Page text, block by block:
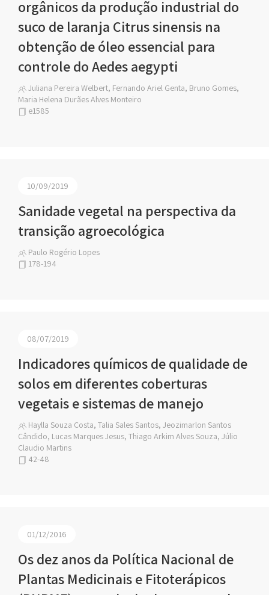
orgânicos da produção industrial do
suco de laranja Citrus sinensis na
obtenção de óleo essencial para
controle do Aedes aegypti
Juliana Pereira Welbert, Fernando Ariel Genta, Bruno Gomes,
Maria Helena Durães Alves Monteiro
e1585
10/09/2019
Sanidade vegetal na perspectiva da
transição agroecológica
Paulo Rogério Lopes
178-194
08/07/2019
Indicadores químicos de qualidade de
solos em diferentes coberturas
vegetais e sistemas de manejo
Haylla Souza Costa, Talia Sales Santos, Jeozimarlon Santos
Cândido, Lucas Marques Jesus, Thiago Arkim Alves Souza, Júlio
Claudio Martins
42-48
01/12/2016
Os dez anos da Política Nacional de
Plantas Medicinais e Fitoterápicos